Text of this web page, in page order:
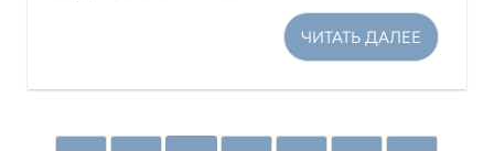
ЧИТАТЬ ДАЛЕЕ